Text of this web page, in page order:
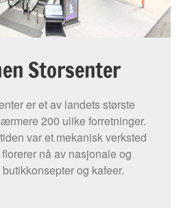
Storsenter
er et av landets største
200 ulike forretninger.
var et mekanisk verksted
nå av nasjonale og
og kafeer.